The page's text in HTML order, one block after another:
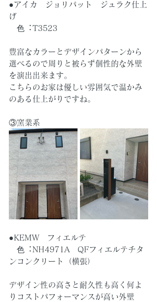
●アイカ　ジョリパット　ジュラク仕上
げ
⾊︓T3523
豊富なカラーとデザインパターンから
選べるので周りと被らず個性的な外壁
を演出出来ます。
こちらのお家は優しい雰囲気で温かみ
のある仕上がりですね。
③窯業系
●KEMW　フィエルテ
⾊︓NH4971A　QFフィエルテチタ
ンコンクリート（横張）
デザイン性の高さと耐久性も高く何よ
りコストパフォーマンスが高い外壁